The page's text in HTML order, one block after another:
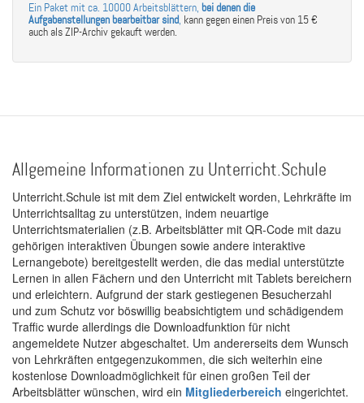
Ein Paket mit ca. 10000 Arbeitsblättern, bei denen die
Aufgabenstellungen bearbeitbar sind, kann gegen einen Preis von 15 €
auch als ZIP-Archiv gekauft werden.
Allgemeine Informationen zu Unterricht.Schule
Unterricht.Schule ist mit dem Ziel entwickelt worden, Lehrkräfte im
Unterrichtsalltag zu unterstützen, indem neuartige
Unterrichtsmaterialien (z.B. Arbeitsblätter mit QR-Code mit dazu
gehörigen interaktiven Übungen sowie andere interaktive
Lernangebote) bereitgestellt werden, die das medial unterstützte
Lernen in allen Fächern und den Unterricht mit Tablets bereichern
und erleichtern. Aufgrund der stark gestiegenen Besucherzahl
und zum Schutz vor böswillig beabsichtigtem und schädigendem
Traffic wurde allerdings die Downloadfunktion für nicht
angemeldete Nutzer abgeschaltet. Um andererseits dem Wunsch
von Lehrkräften entgegenzukommen, die sich weiterhin eine
kostenlose Downloadmöglichkeit für einen großen Teil der
Arbeitsblätter wünschen, wird ein Mitgliederbereich eingerichtet.